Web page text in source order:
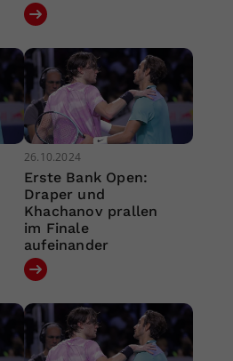
26.10.2024
Erste Bank Open:
Draper und
Khachanov prallen
im Finale
aufeinander